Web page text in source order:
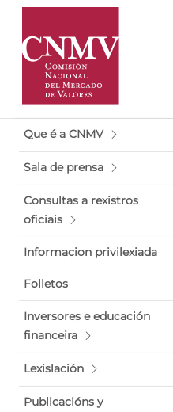
Que é a CNMV
Sala de prensa
Consultas a rexistros
oficiais
Informacion privilexiada
Folletos
Inversores e educación
financeira
Lexislación
Publicacións y